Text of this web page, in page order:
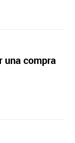
una compra